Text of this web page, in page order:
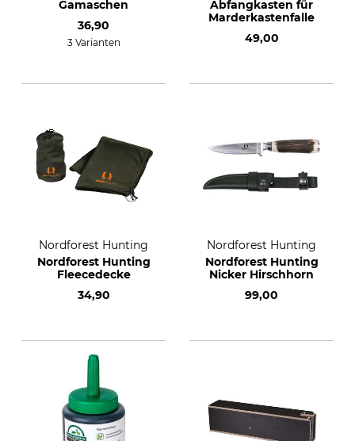
Gamaschen
36,90
3 Varianten
Abfangkasten für
Marderkastenfalle
49,00
Nordforest Hunting
Nordforest Hunting
Fleecedecke
34,90
Nordforest Hunting
Nordforest Hunting
Nicker Hirschhorn
99,00